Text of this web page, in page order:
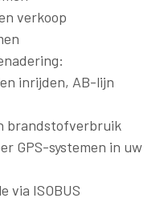
verkoop
inrijden, AB-lijn
brandstofverbruik
GPS-systemen in uw
via ISOBUS